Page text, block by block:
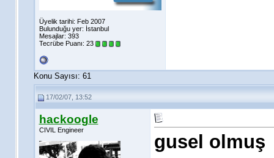
Üyelik tarihi: Feb 2007
Bulunduğu yer: İstanbul
Mesajlar: 393
Tecrübe Puanı: 23
Konu Sayısı: 61
17/02/07, 13:52
hackoogle
CIVIL Engineer
gusel olmuş